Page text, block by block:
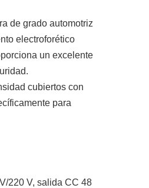
de grado automotriz
electroforético
un excelente
cubiertos con
para
220 V, salida CC 48